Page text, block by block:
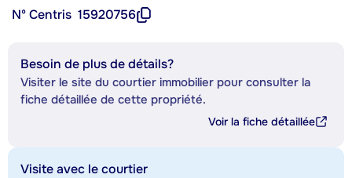
Nº Centris 15920756
Besoin de plus de détails?
Visiter le site du courtier immobilier pour consulter la
fiche détaillée de cette propriété.
Voir la fiche détaillée
Visite avec le courtier